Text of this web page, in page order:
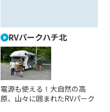
RVパークハチ北
電源も使える！大自然の高
原、山々に囲まれたRVパーク